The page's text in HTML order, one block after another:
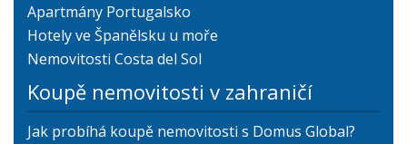
Apartmány Portugalsko
Hotely ve Španělsku u moře
Nemovitosti Costa del Sol
Koupě nemovitosti v zahraničí
Jak probíhá koupě nemovitosti s Domus Global?